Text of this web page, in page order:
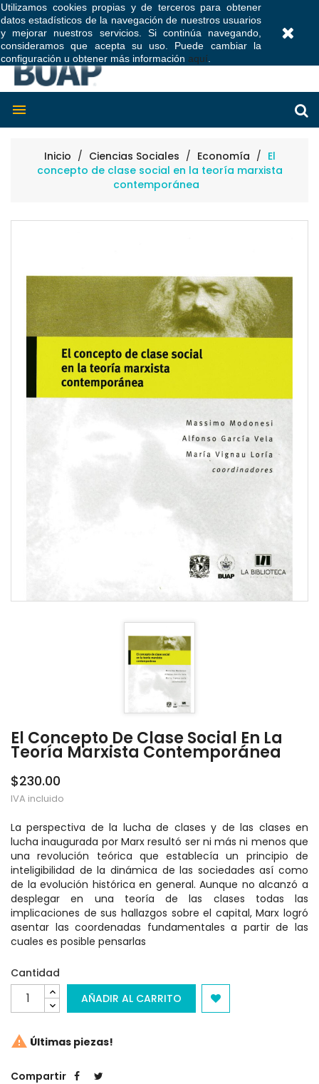
Utilizamos cookies propias y de terceros para obtener
datos estadísticos de la navegación de nuestros usuarios
y mejorar nuestros servicios. Si continúa navegando,
consideramos que acepta su uso. Puede cambiar la
configuración u obtener más información aquí

Inicio Ciencias Sociales Economía
El
concepto de clase social en la teoría marxista
contemporánea
El Concepto De Clase Social En La
Teoría Marxista Contemporánea
$230.00
IVA incluido
La perspectiva de la lucha de clases y de las clases en
lucha inaugurada por Marx resultó ser ni más ni menos que
una revolución teórica que establecía un principio de
inteligibilidad de la dinámica de las sociedades así como
de la evolución histórica en general. Aunque no alcanzó a
desplegar en una teoría de las clases todas las
implicaciones de sus hallazgos sobre el capital, Marx logró
asentar las coordenadas fundamentales a partir de las
cuales es posible pensarlas
Cantidad
AÑADIR AL CARRITO
 Últimas piezas!
Compartir